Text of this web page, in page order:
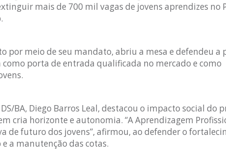
mais de 700 mil vagas de jovens aprendizes no
por meio de seu mandato, abriu a mesa e defendeu a
porta de entrada qualificada no mercado e como
BA, Diego Barros Leal, destacou o impacto social do
cria horizonte e autonomia. “A Aprendizagem
de futuro dos jovens”, afirmou, ao defender o
a manutenção das cotas.